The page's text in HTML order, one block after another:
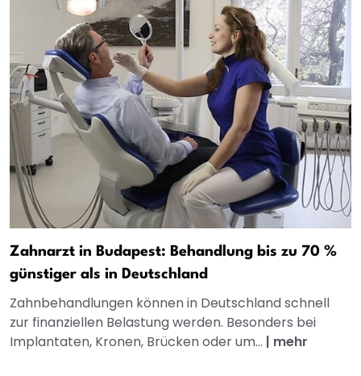
Zahnarzt in Budapest: Behandlung bis zu 70 %
günstiger als in Deutschland
Zahnbehandlungen können in Deutschland schnell
zur finanziellen Belastung werden. Besonders bei
Implantaten, Kronen, Brücken oder um... | mehr